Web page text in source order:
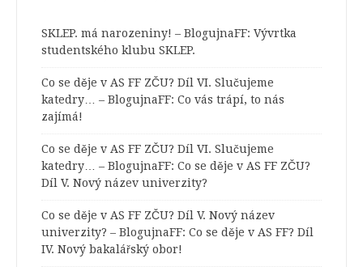
SKLEP. má narozeniny! – BlogujnaFF: Vývrtka
studentského klubu SKLEP.
Co se děje v AS FF ZČU? Díl VI. Slučujeme
katedry… – BlogujnaFF: Co vás trápí, to nás
zajímá!
Co se děje v AS FF ZČU? Díl VI. Slučujeme
katedry… – BlogujnaFF: Co se děje v AS FF ZČU?
Díl V. Nový název univerzity?
Co se děje v AS FF ZČU? Díl V. Nový název
univerzity? – BlogujnaFF: Co se děje v AS FF? Díl
IV. Nový bakalářský obor!